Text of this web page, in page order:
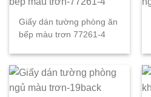
Giấy dán tường phòng ăn
bếp màu trơn 77261-4